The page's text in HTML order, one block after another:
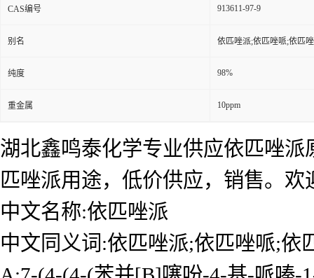
CAS编号 913611-97-9
别名 依匹唑派;依匹唑哌;依匹
纯度 98%
重金属 10ppm
湖北鑫鸣泰化学专业供应依匹唑
匹唑派用途，低价供应，销售。
中文名称:依匹唑派
中文同义词:依匹唑派;依匹唑哌;